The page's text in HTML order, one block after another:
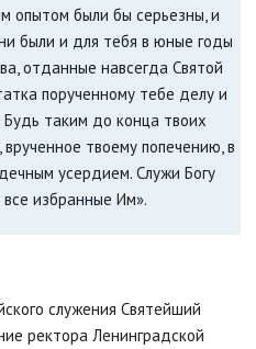
опытом были бы серьезны, и
были и для тебя в юные годы
отданные навсегда Святой
порученному тебе делу и
таким до конца твоих
твоему попечению, в
усердием. Служи Богу
избранные Им».
служения Святейший
ректора Ленинградской